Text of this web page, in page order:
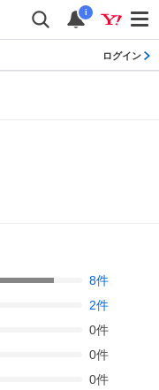
i
ログイン
8件
2件
0件
0件
0件